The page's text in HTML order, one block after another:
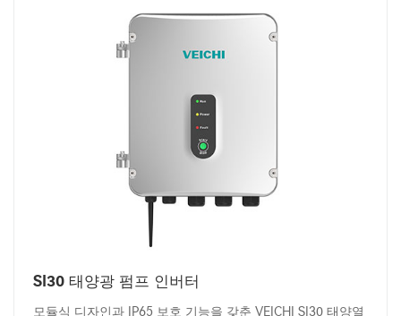
SI30 태양광 펌프 인버터
모듈식 디자인과 IP65 보호 기능을 갖춘 VEICHI SI30 태양열